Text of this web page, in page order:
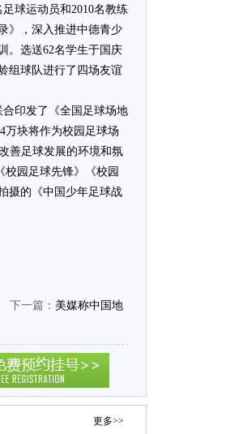
球运动员和2010名教练
》，深入推进中德青少
。选送62名学生于国庆
组球队进行了四场友谊
印发了《全国足球场地
万块将作为校园足球场
善足球发展的环境和氛
校园足球先锋》《校园
摄的《中国少年足球战
下一篇： 美媒称中国地
更多>>